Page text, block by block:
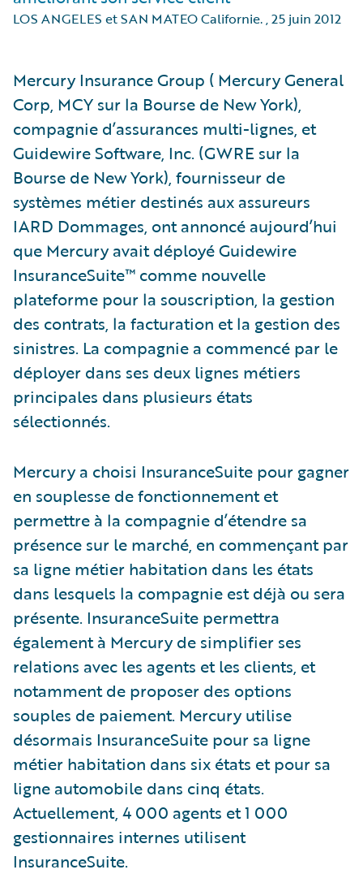
LOS ANGELES et SAN MATEO Californie.,25 juin 2012
Mercury Insurance Group ( Mercury General
Corp, MCY sur la Bourse de New York),
compagnie d’assurances multi-lignes, et
Guidewire Software, Inc. (GWRE sur la
Bourse de New York), fournisseur de
systèmes métier destinés aux assureurs
IARD Dommages, ont annoncé aujourd’hui
que Mercury avait déployé Guidewire
InsuranceSuite™ comme nouvelle
plateforme pour la souscription, la gestion
des contrats, la facturation et la gestion des
sinistres. La compagnie a commencé par le
déployer dans ses deux lignes métiers
principales dans plusieurs états
sélectionnés.
Mercury a choisi InsuranceSuite pour gagner
en souplesse de fonctionnement et
permettre à la compagnie d’étendre sa
présence sur le marché, en commençant par
sa ligne métier habitation dans les états
dans lesquels la compagnie est déjà ou sera
présente. InsuranceSuite permettra
également à Mercury de simplifier ses
relations avec les agents et les clients, et
notamment de proposer des options
souples de paiement. Mercury utilise
désormais InsuranceSuite pour sa ligne
métier habitation dans six états et pour sa
ligne automobile dans cinq états.
Actuellement, 4 000 agents et 1 000
gestionnaires internes utilisent
InsuranceSuite.